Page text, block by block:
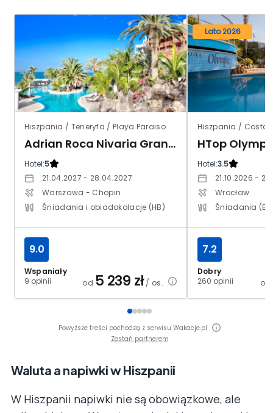
Hiszpania / Teneryfa / Playa Paraiso
Adrian Roca Nivaria Gran Hotel
Hotel:5
21.04.2027 - 28.04.2027
Warszawa - Chopin
Śniadania i obiadokolacje (HB)
Wspaniały
9 opinii
9.0
od 5 239 zł/ os.
Lato 2026
Hiszpania / Costa
HTop
Hotel:3.5
21.10.2026 -
Wrocław
Śniadania
Dobry
260 opinii
7.2
od
Powyższe treści pochodzą z serwisu Wakacje.pl
Zostań partnerem
Waluta a napiwki w Hiszpanii
W Hiszpanii napiwki nie są obowiązkowe, ale